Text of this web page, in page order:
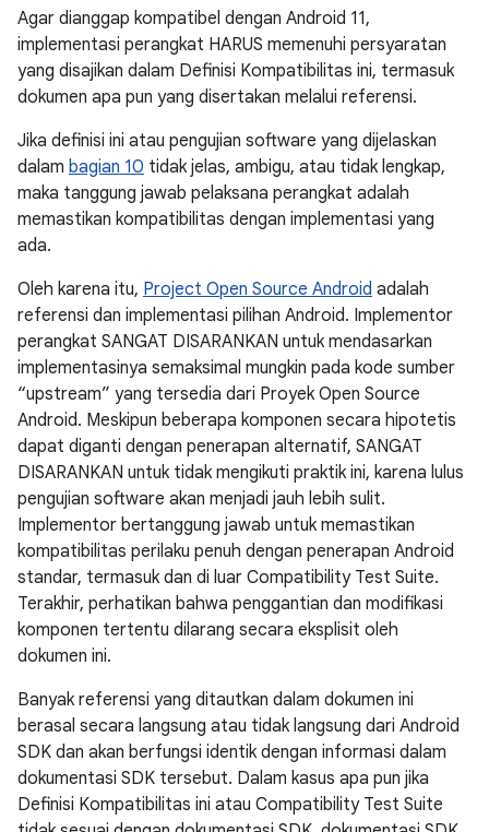
Agar dianggap kompatibel dengan Android 11,
implementasi perangkat HARUS memenuhi persyaratan
yang disajikan dalam Definisi Kompatibilitas ini, termasuk
dokumen apa pun yang disertakan melalui referensi.
Jika definisi ini atau pengujian software yang dijelaskan
dalam bagian 10 tidak jelas, ambigu, atau tidak lengkap,
maka tanggung jawab pelaksana perangkat adalah
memastikan kompatibilitas dengan implementasi yang
ada.
Oleh karena itu, Project Open Source Android adalah
referensi dan implementasi pilihan Android. Implementor
perangkat SANGAT DISARANKAN untuk mendasarkan
implementasinya semaksimal mungkin pada kode sumber
“upstream” yang tersedia dari Proyek Open Source
Android. Meskipun beberapa komponen secara hipotetis
dapat diganti dengan penerapan alternatif, SANGAT
DISARANKAN untuk tidak mengikuti praktik ini, karena lulus
pengujian software akan menjadi jauh lebih sulit.
Implementor bertanggung jawab untuk memastikan
kompatibilitas perilaku penuh dengan penerapan Android
standar, termasuk dan di luar Compatibility Test Suite.
Terakhir, perhatikan bahwa penggantian dan modifikasi
komponen tertentu dilarang secara eksplisit oleh
dokumen ini.
Banyak referensi yang ditautkan dalam dokumen ini
berasal secara langsung atau tidak langsung dari Android
SDK dan akan berfungsi identik dengan informasi dalam
dokumentasi SDK tersebut. Dalam kasus apa pun jika
Definisi Kompatibilitas ini atau Compatibility Test Suite